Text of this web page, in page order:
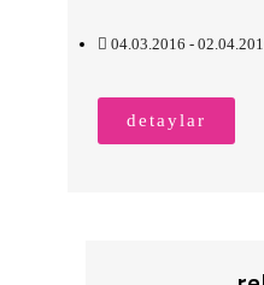
04.03.2016 -
detaylar